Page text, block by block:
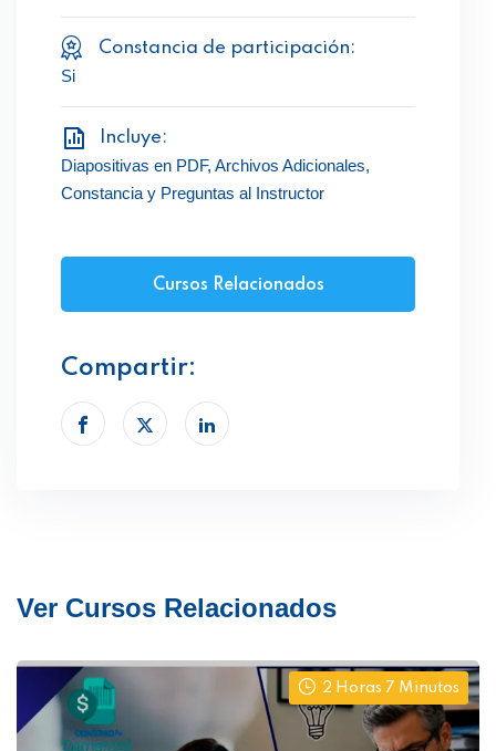
Constancia de participación:
Si
Incluye:
Diapositivas en PDF, Archivos Adicionales,
Constancia y Preguntas al Instructor
Cursos Relacionados
Compartir:
Ver Cursos Relacionados
2 Horas 7 Minutos